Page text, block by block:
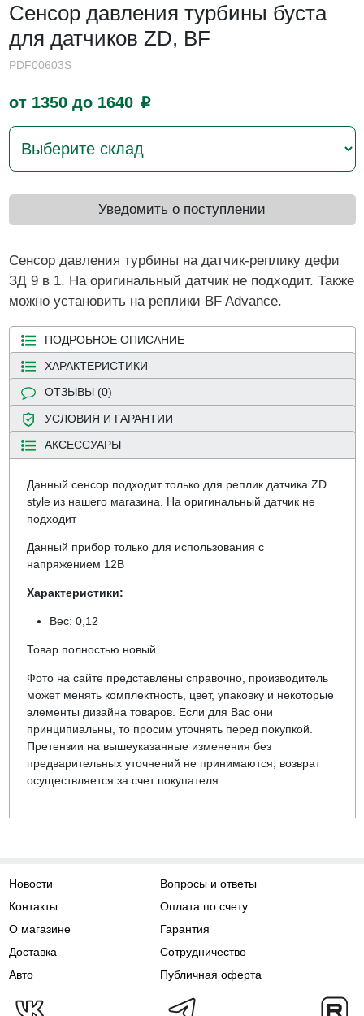
Сенсор давления турбины буста
для датчиков ZD, BF
PDF00603S
от 1350 до 1640 p
Уведомить о поступлении
Сенсор давления турбины на датчик-реплику дефи
ЗД 9 в 1. На оригинальный датчик не подходит. Также
можно установить на реплики BF Advance.
ПОДРОБНОЕ ОПИСАНИЕ
ХАРАКТЕРИСТИКИ
ОТЗЫВЫ (0)
УСЛОВИЯ И ГАРАНТИИ
АКСЕССУАРЫ
Данный сенсор подходит только для реплик датчика ZD
style из нашего магазина. На оригинальный датчик не
подходит
Данный прибор только для использования с
напряжением 12В
Характеристики:
Вес: 0,12
Товар полностью новый
Фото на сайте представлены справочно, производитель
может менять комплектность, цвет, упаковку и некоторые
элементы дизайна товаров. Если для Вас они
принципиальны, то просим уточнять перед покупкой.
Претензии на вышеуказанные изменения без
предварительных уточнений не принимаются, возврат
осуществляется за счет покупателя.
Новости
Контакты
О магазине
Доставка
Авто
Вопросы и ответы
Оплата по счету
Гарантия
Сотрудничество
Публичная оферта